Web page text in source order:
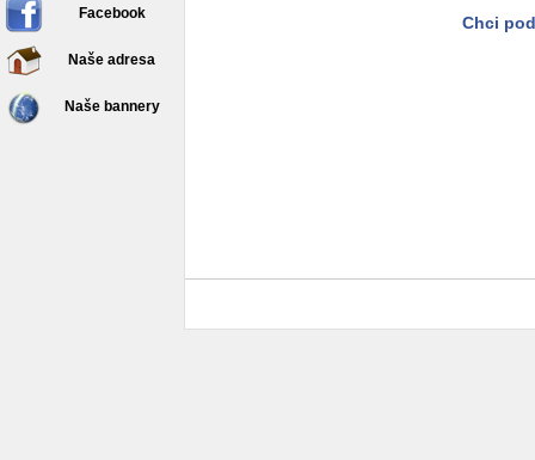
Facebook
Naše adresa
Naše bannery
Chci